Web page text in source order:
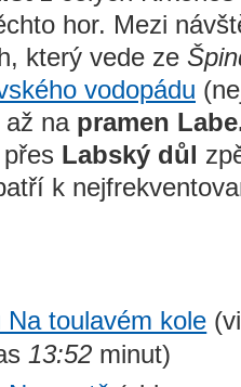
hor. Mezi
který vede ze
vodopádu
až na pramen
přes Labský důl
k
toulavém kole
13:52 minut)